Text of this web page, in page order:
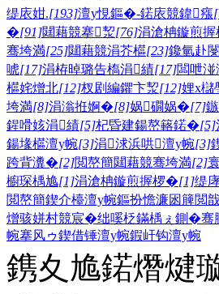
缇庡姏.[193]澶у悓鏂�-鍩庡競鍏瘬
�[91]閮藉競搴洯[76]涓滄柟鏇煎
骞垮満[25]閮藉競涓芥櫙[23]鑱氫赴
唬[17]涓栫晫璐告槗涓績[17]闆呭
櫙姹熷北[12]杈剧編鑺卞洯[12]娌х
垮満[8]涓滃拰婀�[8]娲礀娲�[7]
鍟嗗姟涓績[5]杞昏建鍚嶅簵鍩�[5]
鍚堟櫙澶у帵[3]涓浗浜哄澶у帵[3]
跨背瀵�[2]閲嶅簡閮藉競骞垮満[2]
櫥琛楀尯[1]涓滄柟鏇煎搱椤�[1]缇
閲嶅簡鍥介檯澶у帵鏂扮憺濂囦簲閲
熷骇姘村競宸�绌嗘柉鏋楀ぇ鍘�骞
帵搴风ゥ鍥借锤澶у帵鍜屽钩澶у帵
鎸夊尯鍩熸煡